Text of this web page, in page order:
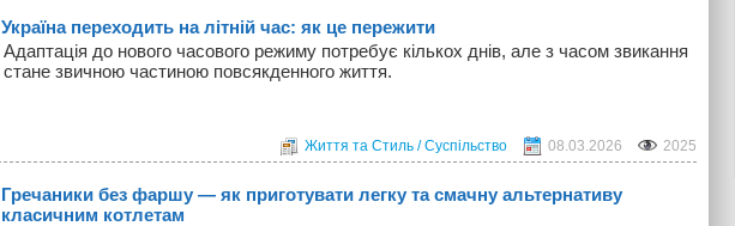
Україна переходить на літній час: як це пережити
Адаптація до нового часового режиму потребує кількох днів, але з часом звикання
стане звичною частиною повсякденного життя.
Життя та Стиль / Суспільство 08.03.2026 2025
Гречаники без фаршу — як приготувати легку та смачну альтернативу
класичним котлетам